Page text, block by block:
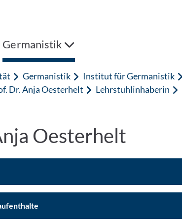
Germanistik
Germanistik Institut für Germanistik
Dr. Anja Oesterhelt Lehrstuhlinhaberin
Oesterhelt